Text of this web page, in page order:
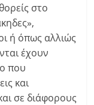
στο
ή όπως αλλιώς
έχουν
που
και
σε διάφορους